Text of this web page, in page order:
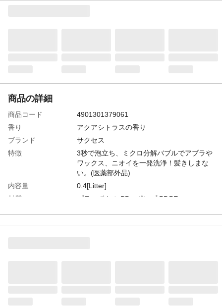
商品の詳細
商品コード
4901301379061
香り
アクアシトラスの香り
ブランド
サクセス
特徴
3秒で泡立ち、ミクロ分解バブルでアブラや
ワックス、ニオイを一発洗浄！髪きしまな
い。(医薬部外品)
内容量
0.4[Litter]
材質
プラ ボトル:PP ポンプ:PP,PE